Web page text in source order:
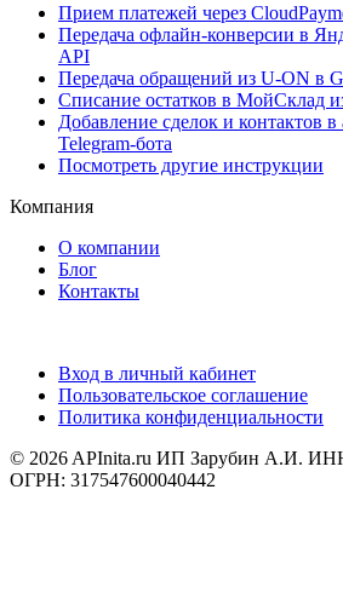
Прием платежей через
Передача офлайн-конверсии в
API
Передача обращений из U-ON в
Списание остатков в МойСклад
Добавление сделок и контактов
Telegram-бота
Посмотреть другие инструкции
Компания
О компании
Блог
Контакты
Вход в личный кабинет
Пользовательское соглашение
Политика конфиденциальности
© 2026 APInita.ru ИП Зарубин А.И.
ОГРН: 317547600040442